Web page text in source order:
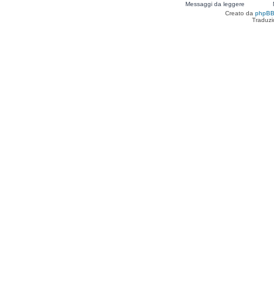
Messaggi da leggere
Creato da phpBB